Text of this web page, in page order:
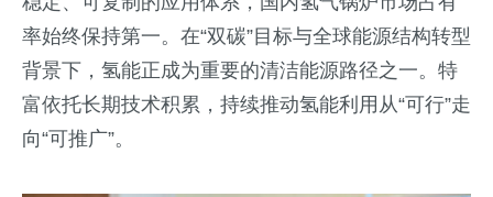
率始终保持第一。在“双碳”目标与全球能源结构转型
背景下，氢能正成为重要的清洁能源路径之一。特
富依托长期技术积累，持续推动氢能利用从“可行”走
向“可推广”。